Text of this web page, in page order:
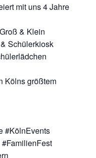
mit uns 4 Jahre
& Klein
Schülerkiosk
Kölns größtem
#KölnEvents